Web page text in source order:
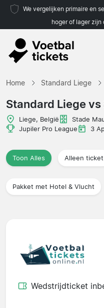
We vergelijken primaire en
hoger of lager zijn
Home Standard Liege
Standard Liege vs
Liege, België
Stade
Jupiler Pro League
3
Toon Alles Alleen ticket
Pakket met Hotel & Vlucht
Wedstrijdticket